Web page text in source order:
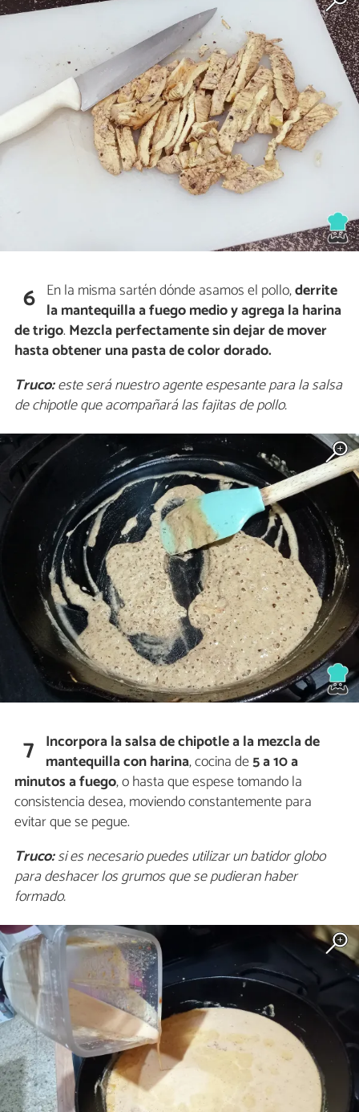
6 En la misma sartén dónde asamos el pollo,derrite
la mantequilla a fuego medio y agrega la harina
de trigo. Mezcla perfectamente sin dejar de mover
hasta obtener una pasta de color dorado.
Truco:este será nuestro agente espesante para la salsa
de chipotle que acompañará las fajitas de pollo.
7 Incorpora la salsa de chipotle a la mezcla de
mantequilla con harina, cocina de5 a 10 a
minutos a fuego, o hasta que espese tomando la
consistencia desea, moviendo constantemente para
evitar que se pegue.
Truco:si es necesario puedes utilizar un batidor globo
para deshacer los grumos que se pudieran haber
formado.